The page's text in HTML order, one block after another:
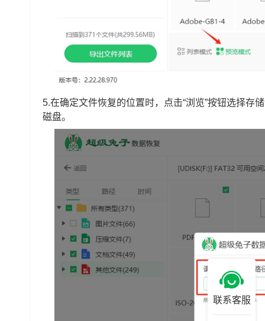
5.在确定文件恢复的位置时，点击“浏览”按钮选择存
磁盘。
联系客服